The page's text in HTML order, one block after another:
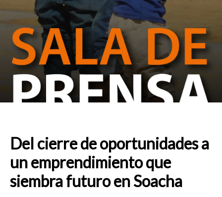
Del cierre de oportunidades a
un emprendimiento que
siembra futuro en Soacha